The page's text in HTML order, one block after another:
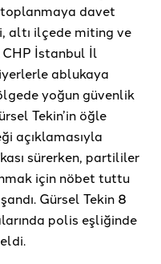
davet
altı ilçede miting ve
CHP İstanbul İl
ablukaya
yoğun güvenlik
Tekin’in öğle
açıklamasıyla
sürerken, partililer
için nöbet tuttu
Gürsel Tekin 8
polis eşliğinde